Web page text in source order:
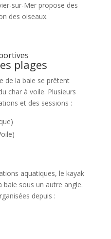
sur-Mer propose des
des oiseaux.
plages
de la baie se prêtent
char à voile. Plusieurs
et des sessions :
aquatiques, le kayak
baie sous un autre angle.
depuis :